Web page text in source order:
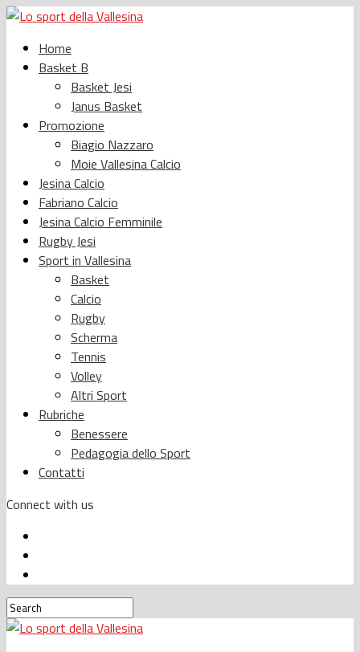
Home
Basket B
Basket Jesi
Janus Basket
Promozione
Biagio Nazzaro
Moie Vallesina Calcio
Jesina Calcio
Fabriano Calcio
Jesina Calcio Femminile
Rugby Jesi
Sport in Vallesina
Basket
Calcio
Rugby
Scherma
Tennis
Volley
Altri Sport
Rubriche
Benessere
Pedagogia dello Sport
Contatti
Connect with us